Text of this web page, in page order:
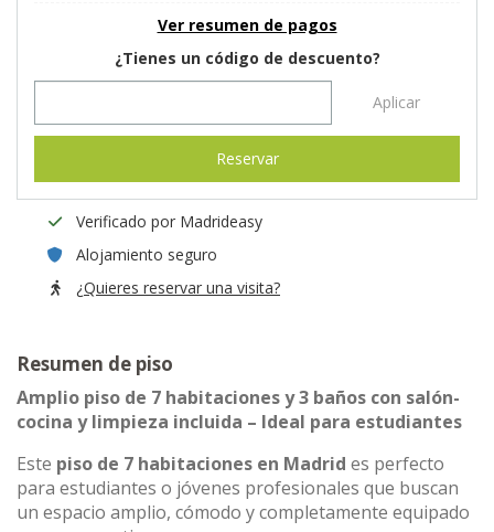
Ver resumen de pagos
¿Tienes un código de descuento?
Aplicar
Reservar
Verificado por Madrideasy
Alojamiento seguro
¿Quieres reservar una visita?
Resumen de piso
Amplio piso de 7 habitaciones y 3 baños con salón-
cocina y limpieza incluida – Ideal para estudiantes
Este piso de 7 habitaciones en Madrid es perfecto
para estudiantes o jóvenes profesionales que buscan
un espacio amplio, cómodo y completamente equipado